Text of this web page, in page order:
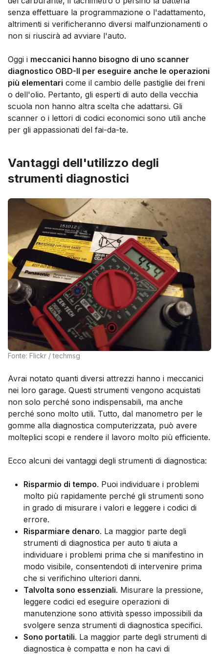
senza effettuare la programmazione o l'adattamento,
altrimenti si verificheranno diversi malfunzionamenti o
non si riuscirà ad avviare l'auto.
Oggi i meccanici hanno bisogno di uno scanner
diagnostico OBD-II per eseguire anche le operazioni
più elementari come il cambio delle pastiglie dei freni
o dell'olio. Pertanto, gli esperti di auto della vecchia
scuola non hanno altra scelta che adattarsi. Gli
scanner o i lettori di codici economici sono utili anche
per gli appassionati del fai-da-te.
Vantaggi dell'utilizzo degli
strumenti diagnostici
Fonte: Flickr / techmsg
Avrai notato quanti diversi attrezzi hanno i meccanici
nei loro garage. Questi strumenti vengono acquistati
non solo perché sono indispensabili, ma anche
perché sono molto utili. Tutto, dal manometro per le
gomme alla diagnostica computerizzata, può avere
molteplici scopi e rendere il lavoro molto più efficiente.
Ecco alcuni dei vantaggi degli strumenti di diagnostica:
Risparmio di tempo. Puoi individuare i problemi
molto più rapidamente perché gli strumenti sono
in grado di misurare i valori e leggere i codici di
errore.
Risparmiare denaro. La maggior parte degli
strumenti di diagnostica per auto ti aiuta a
individuare i problemi prima che si manifestino in
modo visibile, consentendoti di intervenire prima
che si verifichino ulteriori danni.
Talvolta sono essenziali. Misurare la pressione,
leggere codici ed eseguire operazioni di
manutenzione sono attività spesso impossibili da
svolgere senza strumenti di diagnostica specifici.
Sono portatili. La maggior parte degli strumenti di
diagnostica è compatta e non ha cavi di